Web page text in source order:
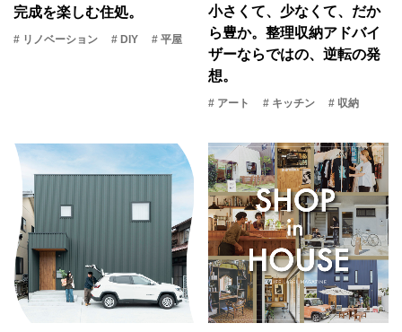
完成を楽しむ住処。
# リノベーション # DIY # 平屋
小さくて、少なくて、だか
ら豊か。整理収納アドバイ
ザーならではの、逆転の発
想。
# アート # キッチン # 収納